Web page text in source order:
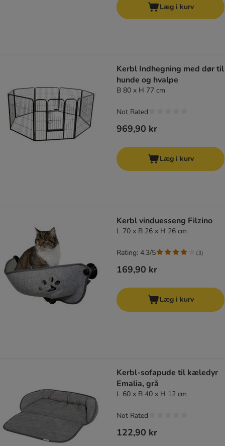
Læg i kurv
Kerbl Indhegning med dør til
hunde og hvalpe
B 80 x H 77 cm
969,90 kr
Not Rated
Læg i kurv
Kerbl vinduesseng Filzino
L 70 x B 26 x H 26 cm
169,90 kr
Rating: 4.3/5 (3)
Læg i kurv
Kerbl-sofapude til kæledyr
Emalia, grå
L 60 x B 40 x H 12 cm
122,90 kr
Not Rated